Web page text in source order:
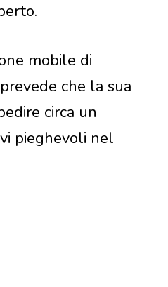
mobile di
che la sua
circa un
pieghevoli nel